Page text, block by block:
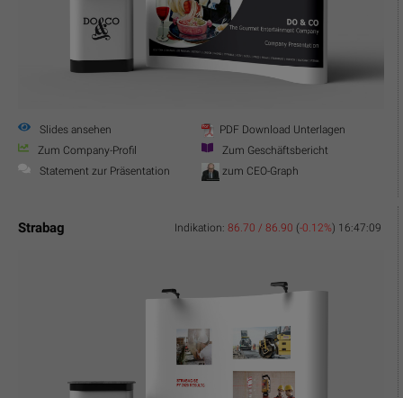
Slides ansehen
PDF Download Unterlagen
Zum Company-Profil
Zum Geschäftsbericht
Statement zur Präsentation
zum CEO-Graph
Strabag Indikation: 86.70 / 86.90 (-0.12%) 16:47:09